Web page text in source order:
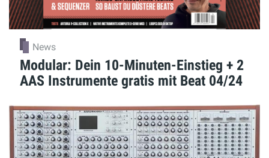
News
Modular: Dein 10-Minuten-Einstieg + 2
AAS Instrumente gratis mit Beat 04/24